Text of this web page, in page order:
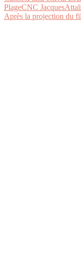
Après la projection du